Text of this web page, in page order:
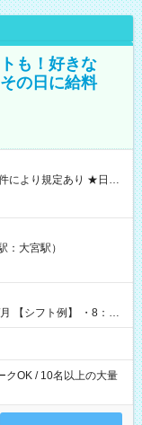
も！好きな
の日に給料
金GET♪ お仕事後はコ
期間】試
：大宮駅）
クOK / 10名以上の大量